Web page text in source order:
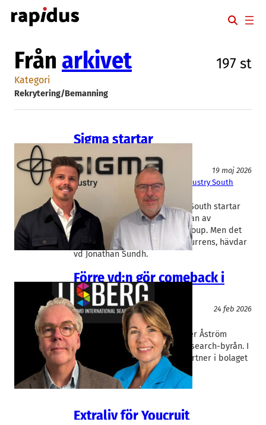
Hoppa
till
Från arkivet 197 st
Kategori
Rekrytering/Bemanning
Sigma startar
rekryteringsbolag
Rekrytering/Bemanning
19 maj 2026
Sigma Industry Recruit, Sigma Industry South
Dan Olofsson
Jonathan Sundh
Danir-bolaget Sigma Industry South startar
ett rekryteringsföretag vid sidan av
bemanningskoncernen Pion Group. Men det
handlar inte om ny internkonkurrens, hävdar
vd Jonathan Sundh.
Förre vd:n gör comeback i
Lisberg
Rekrytering/Bemanning
24 feb 2026
Lisberg
Eva Nielsen, Per Åström
Den tidigare Lisberg-chefen Per Åström
kommer tillbaka till executive search-byrån. I
mars går han in som senior partner i bolaget
som köptes loss från Dan…
Extraliv för Youcruit